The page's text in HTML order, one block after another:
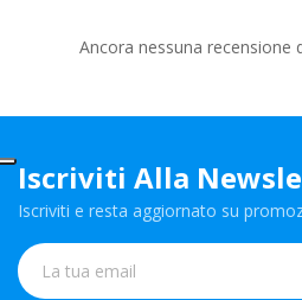
Ancora nessuna recensione
Iscriviti Alla
Iscriviti e resta aggiornato su